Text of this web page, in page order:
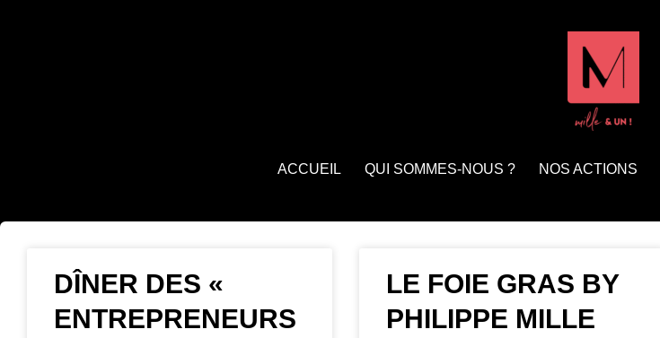
ACCUEIL QUI SOMMES-NOUS ? NOS ACTIONS
DÎNER DES «
ENTREPRENEURS
LE FOIE GRAS BY
PHILIPPE MILLE